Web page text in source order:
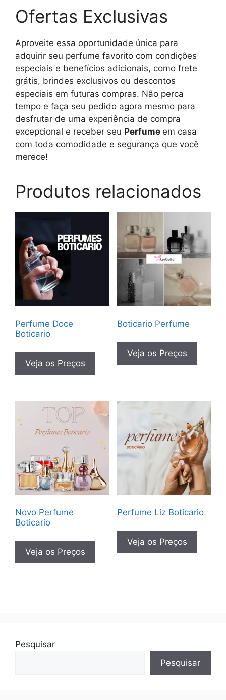
Ofertas Exclusivas
Aproveite essa oportunidade única para
adquirir seu perfume favorito com condições
especiais e benefícios adicionais, como frete
grátis, brindes exclusivos ou descontos
especiais em futuras compras. Não perca
tempo e faça seu pedido agora mesmo para
desfrutar de uma experiência de compra
excepcional e receber seu Perfume em casa
com toda comodidade e segurança que você
merece!
Produtos relacionados
Perfume Doce
Boticario
Veja os Preços
Boticario Perfume
Veja os Preços
Novo Perfume
Boticario
Veja os Preços
Perfume Liz Boticario
Veja os Preços
Pesquisar
Pesquisar